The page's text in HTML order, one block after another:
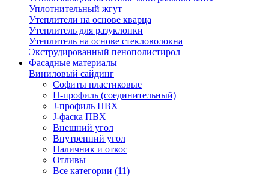
Уплотнительный жгут
Утеплители на основе кварца
Утеплитель для разуклонки
Утеплитель на основе стекловолокна
Экструдированный пенополистирол
Фасадные материалы
Виниловый сайдинг
Cофиты пластиковые
H-профиль (соединительный)
J-профиль ПВХ
J-фаска ПВХ
Внешний угол
Внутренний угол
Наличник и откос
Отливы
Все категории (11)